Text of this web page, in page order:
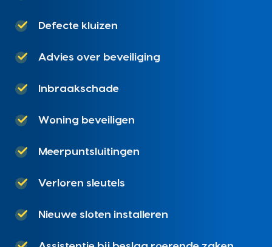
Defecte kluizen
Advies over beveiliging
Inbraakschade
Woning beveiligen
Meerpuntsluitingen
Verloren sleutels
Nieuwe sloten installeren